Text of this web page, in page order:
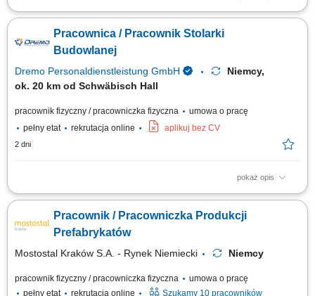
Zakres prac: Realizacja stanów surowych budowli z prefabrykatów
Start: luty 2026;Pracownica / Pracownik Stolarki
Budowlanej
Dremo Personaldienstleistung GmbH
Niemcy,
ok. 20 km od Schwäbisch Hall
pracownik fizyczny / pracowniczka fizyczna
umowa o pracę
pełny etat
rekrutacja online aplikuj bez CV
2 dni
pokaż opis
Zakres obowiązków: Wykonywanie oraz montaż drewnianych schodów;
oraz okładzin; Montaż okien w przygotowanych konstrukcjach ściennych;
Obsługa maszyn i urządzeń stolarskich; Obróbka oraz wykańczanie
Pracownik / Pracowniczka Produkcji
Prefabrykatów
Mostostal Kraków S.A. - Rynek Niemiecki Niemcy
pracownik fizyczny / pracowniczka fizyczna
umowa o pracę
pełny etat
rekrutacja online Szukamy 10 pracowników